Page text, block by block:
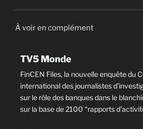
À voir en complément
TV5 Monde
FinCEN Files, la nouvelle enquête du
international des journalistes
sur le rôle des banques dans le
sur la base de 2100 “rapports